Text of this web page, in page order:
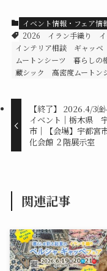
イベント情報・フェア情
2026
イラン手織り
インテリア相談
ギャッベ
ムートンシーツ
暮らしの
蔵シック
高密度ムートン
【終了】 2026.4/3
イベント｜栃木県
市｜【会場】宇都宮
化会館 ２階展示室
関連記事